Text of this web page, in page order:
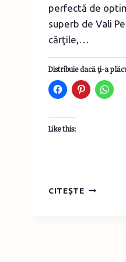
perfectă de
superb de Vali
cărţile,…
Distribuie dacă ţi-a
Like this:
CITEȘTEVOUĂ